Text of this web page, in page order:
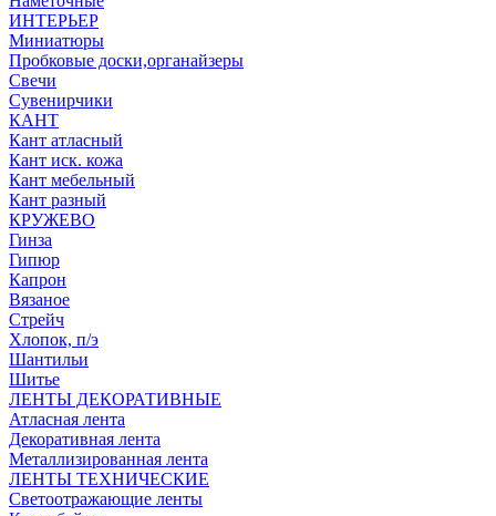
ИНТЕРЬЕР
Миниатюры
Пробковые доски,органайзеры
Свечи
Сувенирчики
КАНТ
Кант атласный
Кант иск. кожа
Кант мебельный
Кант разный
КРУЖЕВО
Гинза
Гипюр
Капрон
Вязаное
Стрейч
Хлопок, п/э
Шантильи
Шитье
ЛЕНТЫ ДЕКОРАТИВНЫЕ
Атласная лента
Декоративная лента
Металлизированная лента
ЛЕНТЫ ТЕХНИЧЕСКИЕ
Светоотражающие ленты